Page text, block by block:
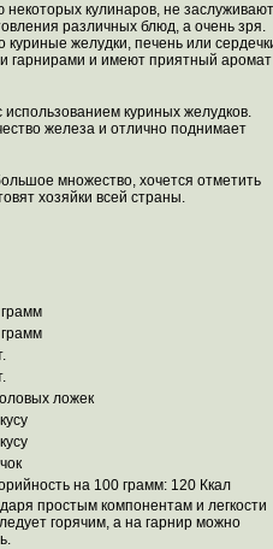
кулинаров, не заслуживают
различных блюд, а очень зря.
куриные желудки, печень или
гарнирами и имеют приятный аромат
куриных желудков.
железа и отлично поднимает
множество, хочется отметить
хозяйки всей страны.
ложек
на 100 грамм: 120 Ккал
простым компонентам и легкости
горячим, а на гарнир можно